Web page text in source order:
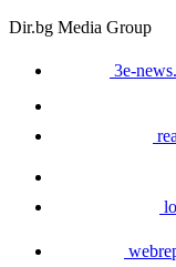
Dir.bg Media Group
3e-